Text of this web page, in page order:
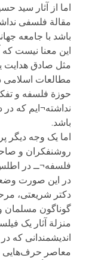
اما از آثار سید
مقالة فلسفی
باشد با جامعه
این معنا نیست
مثل صادق هدایت
مطالعات اسلامی
حوزة فلسفه و
نداشته¬ایم که
باشد.
اما یک وجه دیگر
روشنفکران و
فلسفه¬ــ در
در این صورت
دکتر شریعتی،
گوناگون مسلمان
منزلة آثار یک
اندیشمندانی که
معاصر حرف‌هایی